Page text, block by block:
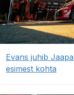
Evans juhib
esimest kohta